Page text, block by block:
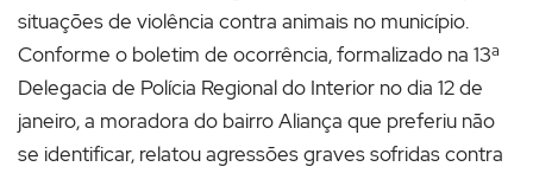
situações de violência contra animais no município.
Conforme o boletim de ocorrência, formalizado na 13ª
Delegacia de Polícia Regional do Interior no dia 12 de
janeiro, a moradora do bairro Aliança que preferiu não
se identificar, relatou agressões graves sofridas contra